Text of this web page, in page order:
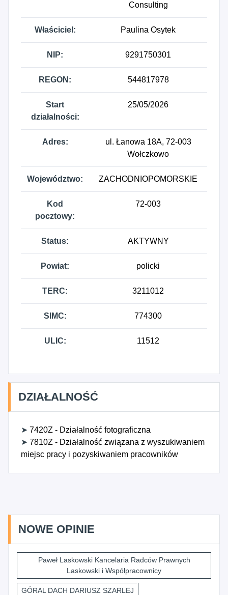
Consulting
Właściciel: Paulina Osytek
NIP: 9291750301
REGON: 544817978
Start
działalności:
25/05/2026
Adres:
ul. Łanowa 18A, 72-003
Wołczkowo
Województwo: ZACHODNIOPOMORSKIE
Kod
pocztowy:
72-003
Status: AKTYWNY
Powiat: policki
TERC: 3211012
SIMC: 774300
ULIC: 11512
DZIAŁALNOŚĆ
➤ 7420Z - Działalność fotograficzna
➤ 7810Z - Działalność związana z wyszukiwaniem
miejsc pracy i pozyskiwaniem pracowników
NOWE OPINIE
Paweł Laskowski Kancelaria Radców Prawnych
Laskowski i Współpracownicy
GÓRAL DACH DARIUSZ SZARLEJ